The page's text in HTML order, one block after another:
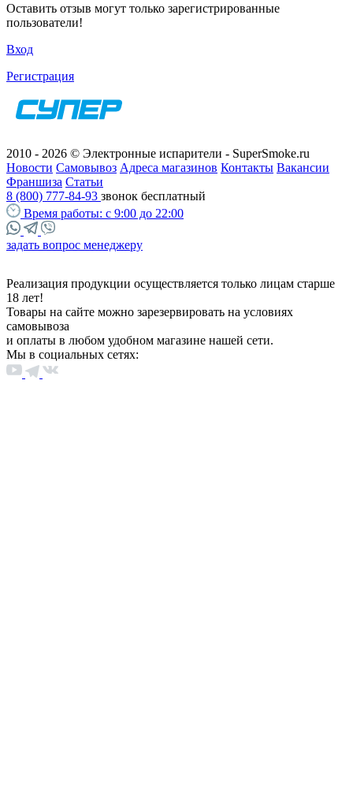
Оставить отзыв могут только зарегистрированные
пользователи!
Вход
Регистрация
2010 - 2026 © Электронные испарители - SuperSmoke.ru
Новости Самовывоз Адреса магазинов Контакты Вакансии
Франшиза Статьи
8 (800) 777-84-93 звонок бесплатный
Время работы: с 9:00 до 22:00
задать вопрос менеджеру
Реализация продукции осуществляется только лицам старше
18 лет!
Товары на сайте можно зарезервировать на условиях
самовывоза
и оплаты в любом удобном магазине нашей сети.
Мы в социальных сетях: